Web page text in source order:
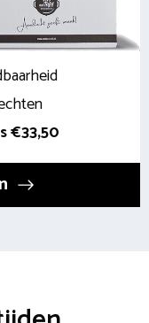
€33,50